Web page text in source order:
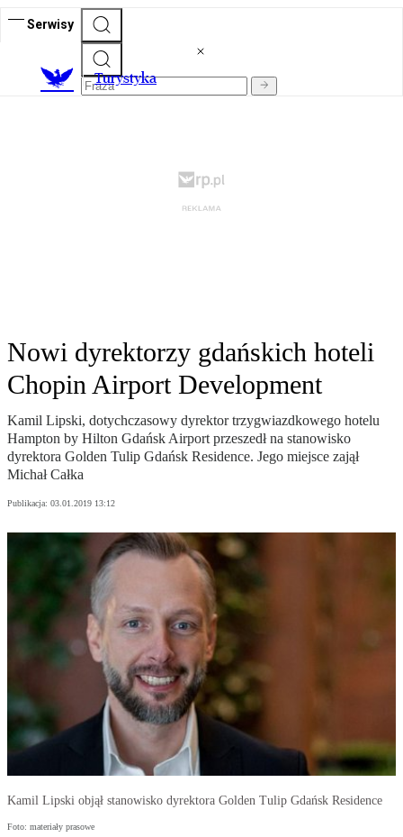
Serwisy
Turystyka
Nowi dyrektorzy gdańskich hoteli
Chopin Airport Development
Kamil Lipski, dotychczasowy dyrektor trzygwiazdkowego hotelu
Hampton by Hilton Gdańsk Airport przeszedł na stanowisko
dyrektora Golden Tulip Gdańsk Residence. Jego miejsce zajął
Michał Całka
Publikacja: 03.01.2019 13:12
Kamil Lipski objął stanowisko dyrektora Golden Tulip Gdańsk Residence
Foto: materiały prasowe